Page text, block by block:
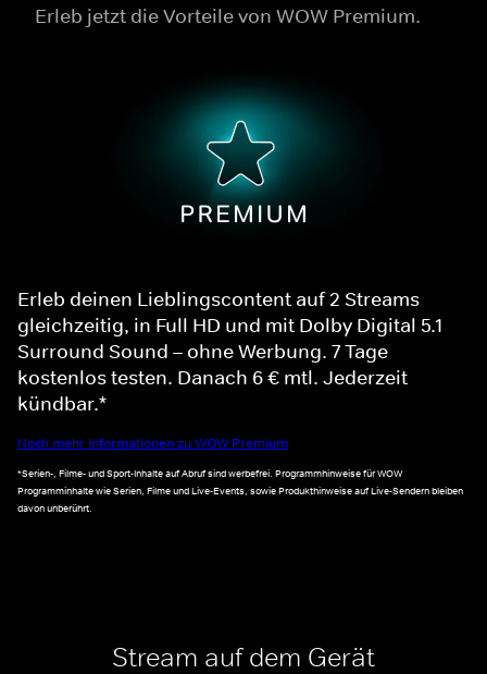
Erleb jetzt die Vorteile von WOW Premium.
Erleb deinen Lieblingscontent auf 2 Streams
gleichzeitig, in Full HD und mit Dolby Digital 5.1
Surround Sound – ohne Werbung. 7 Tage
kostenlos testen. Danach 6 € mtl. Jederzeit
kündbar.*
Noch mehr Informationen zu WOW Premium
*Serien-, Filme- und Sport-Inhalte auf Abruf sind werbefrei. Programmhinweise für WOW
Programminhalte wie Serien, Filme und Live-Events, sowie Produkthinweise auf Live-Sendern bleiben
davon unberührt.
Stream auf dem Gerät